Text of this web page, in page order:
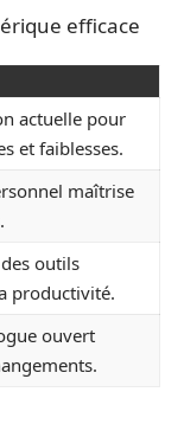
efficace
actuelle pour
et faiblesses.
maîtrise
outils
productivité.
ouvert